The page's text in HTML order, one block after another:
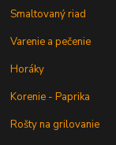
Smaltovaný riad
Varenie a pečenie
Horáky
Korenie - Paprika
Rošty na grilovanie